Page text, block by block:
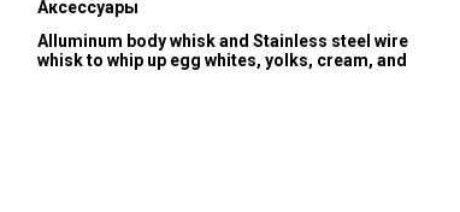
Аксессуары
Alluminum body whisk and Stainless steel wire
whisk to whip up egg whites, yolks, cream, and